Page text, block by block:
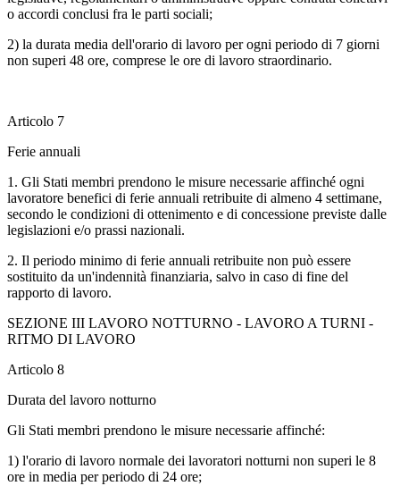
o accordi conclusi fra le parti sociali;
2) la durata media dell'orario di lavoro per ogni periodo di 7 giorni
non superi 48 ore, comprese le ore di lavoro straordinario.
Articolo 7
Ferie annuali
1. Gli Stati membri prendono le misure necessarie affinché ogni
lavoratore benefici di ferie annuali retribuite di almeno 4 settimane,
secondo le condizioni di ottenimento e di concessione previste dalle
legislazioni e/o prassi nazionali.
2. Il periodo minimo di ferie annuali retribuite non può essere
sostituito da un'indennità finanziaria, salvo in caso di fine del
rapporto di lavoro.
SEZIONE III LAVORO NOTTURNO - LAVORO A TURNI -
RITMO DI LAVORO
Articolo 8
Durata del lavoro notturno
Gli Stati membri prendono le misure necessarie affinché:
1) l'orario di lavoro normale dei lavoratori notturni non superi le 8
ore in media per periodo di 24 ore;